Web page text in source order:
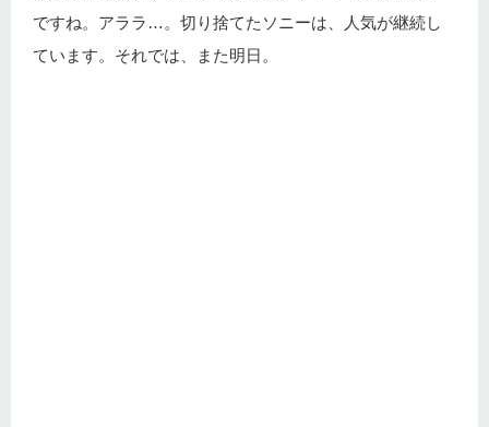
ですね。アララ…。切り捨てたソニーは、人気が継続し
ています。それでは、また明日。